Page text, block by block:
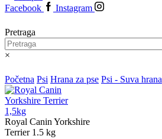
Facebook
Instagram
Pretraga
×
Početna Psi Hrana za pse Psi - Suva hrana
Royal Canin Yorkshire
Terrier 1.5 kg